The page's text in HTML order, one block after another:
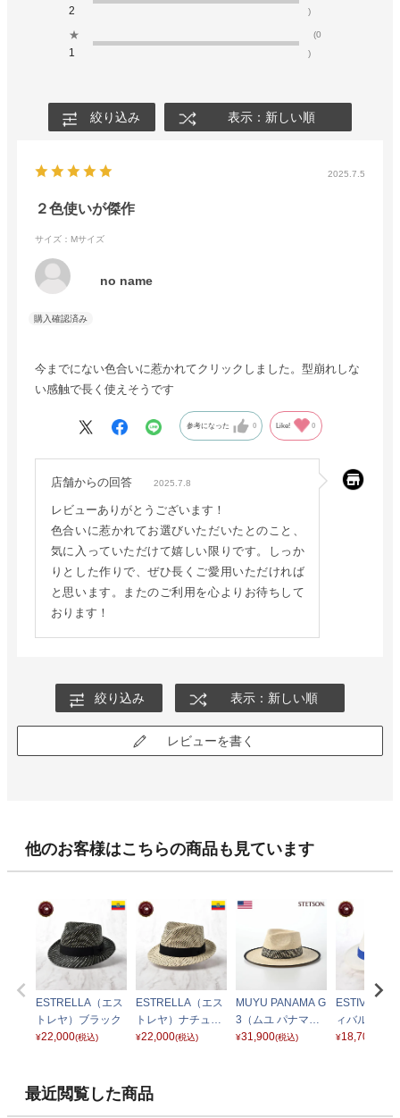
2
)
★
1
(0
)
絞り込み 表示：新しい順
2025.7.5
２色使いが傑作
サイズ：Mサイズ
no name
今までにない色合いに惹かれてクリックしました。型崩れしな
い感触で長く使えそうです
参考になった 0 Like! 0
店舗からの回答 2025.7.8
レビューありがとうございます！
色合いに惹かれてお選びいただいたとのこと、
気に入っていただけて嬉しい限りです。しっか
りとした作りで、ぜひ長くご愛用いただければ
と思います。またのご利用を心よりお待ちして
おります！
絞り込み 表示：新しい順
レビューを書く
他のお客様はこちらの商品も見ています
ESTRELLA（エス
トレヤ）ブラック
¥22,000(税込)
ESTRELLA（エス
トレヤ）ナチュラ
ル
¥22,000(税込)
MUYU PANAMA G
3（ムユ パナマ）S
E733 ナチュラル
¥31,900(税込)
ESTIVAL（
ィバル） ブ
¥18,700
最近閲覧した商品